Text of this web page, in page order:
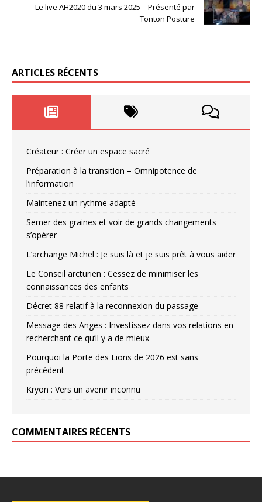
Le live AH2020 du 3 mars 2025 – Présenté par
Tonton Posture
ARTICLES RÉCENTS
Créateur : Créer un espace sacré
Préparation à la transition – Omnipotence de
l’information
Maintenez un rythme adapté
Semer des graines et voir de grands changements
s’opérer
L’archange Michel : Je suis là et je suis prêt à vous aider
Le Conseil arcturien : Cessez de minimiser les
connaissances des enfants
Décret 88 relatif à la reconnexion du passage
Message des Anges : Investissez dans vos relations en
recherchant ce qu’il y a de mieux
Pourquoi la Porte des Lions de 2026 est sans
précédent
Kryon : Vers un avenir inconnu
COMMENTAIRES RÉCENTS